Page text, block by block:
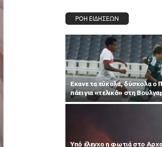
ΡΟΗ ΕΙΔΗΣΕΩΝ
Εκανε τα εύκολα, δύσκολα ο
πάει για «τελικό» στη
Υπό έλεγχο η φωτιά στο